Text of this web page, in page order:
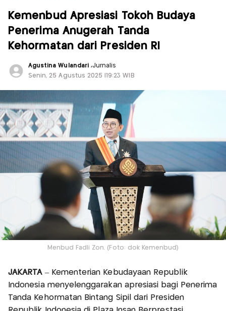
Kemenbud Apresiasi Tokoh Budaya
Penerima Anugerah Tanda
Kehormatan dari Presiden RI
Agustina Wulandari ,Jurnalis
Senin, 25 Agustus 2025 |19:23 WIB
Menbud Fadli Zon. (Foto: dok Kemenbud)
JAKARTA– Kementerian Kebudayaan Republik
Indonesia menyelenggarakan apresiasi bagi Penerima
Tanda Kehormatan Bintang Sipil dari Presiden